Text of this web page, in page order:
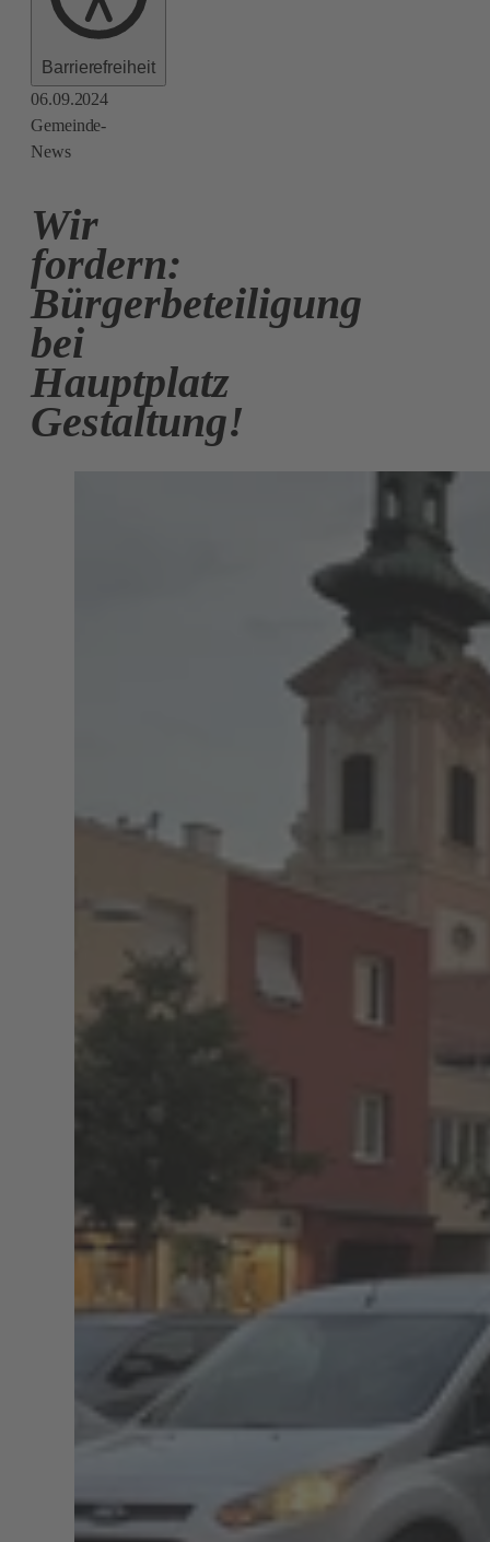
Barrierefreiheit
06.09.2024
Gemeinde-
News
Wir
fordern:
Bürgerbeteiligung
bei
Hauptplatz
Gestaltung!